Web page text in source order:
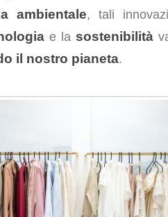
ambientale, tali
e la sostenibilità
il nostro pianeta.